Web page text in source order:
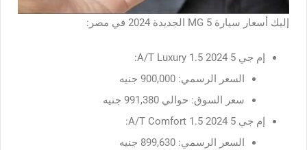
إليك أسعار سيارة MG 5 الجديدة 2024 في مصر:
إم جي 5 2024 1.5 A/T Luxury:
السعر الرسمي: 900,000 جنيه
سعر السوق: حوالي 991,380 جنيه
إم جي 5 2024 1.5 A/T Comfort:
السعر الرسمي: 899,630 جنيه